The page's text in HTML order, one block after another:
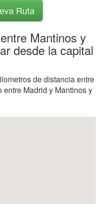
Ruta
Mantinos y
desde la capital
de distancia entre
Madrid y Mantinos y